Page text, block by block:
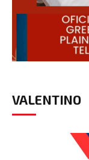
VALENTINO